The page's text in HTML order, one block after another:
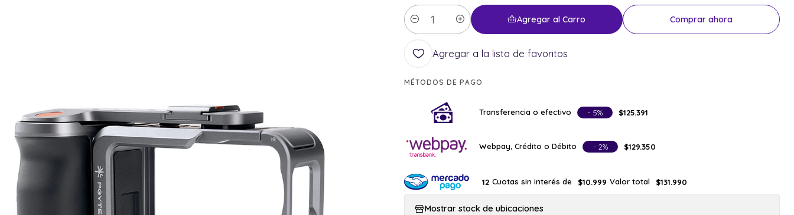
Cantidad
Agregar al Carro Comprar ahora
Agregar a la lista de favoritos
MÉTODOS DE PAGO
Transferencia o efectivo - 5% $125.391
Webpay, Crédito o Débito - 2% $129.350
12 Cuotas sin interés de $10.999 Valor total $131.990
Mostrar stock de ubicaciones